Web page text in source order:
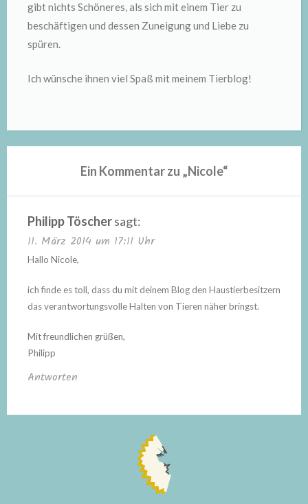
gibt nichts Schöneres, als sich mit einem Tier zu
beschäftigen und dessen Zuneigung und Liebe zu
spüren.
Ich wünsche ihnen viel Spaß mit meinem Tierblog!
Ein Kommentar zu „Nicole“
Philipp Töschersagt:
11. März 2014 um 17:11 Uhr
Hallo Nicole,
ich finde es toll, dass du mit deinem Blog den Haustierbesitzern
das verantwortungsvolle Halten von Tieren näher bringst.
Mit freundlichen grüßen,
Philipp
Antworten